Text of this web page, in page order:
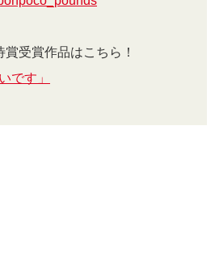
受賞作品はこちら！
です」